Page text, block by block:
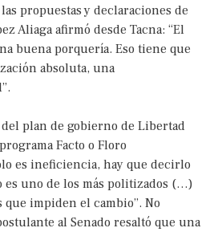
propuestas y declaraciones de
Aliaga afirmó desde Tacna: “El
buena porquería. Eso tiene que
absoluta, una
plan de gobierno de Libertad
Facto o Floro
es ineficiencia, hay que decirlo
es uno de los más politizados (…)
que impiden el cambio”. No
al Senado resaltó que una